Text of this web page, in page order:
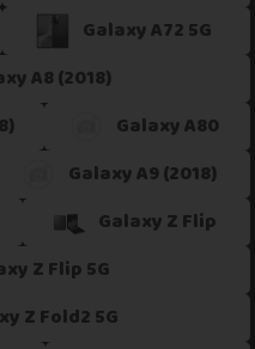
Galaxy A72 5G
A8 (2018)
Galaxy A80
Galaxy A9 (2018)
Galaxy Z Flip
Z Flip 5G
Z Fold2 5G